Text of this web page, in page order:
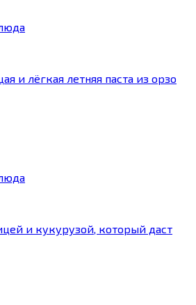
и лёгкая летняя паста из орзо
и кукурузой, который даст